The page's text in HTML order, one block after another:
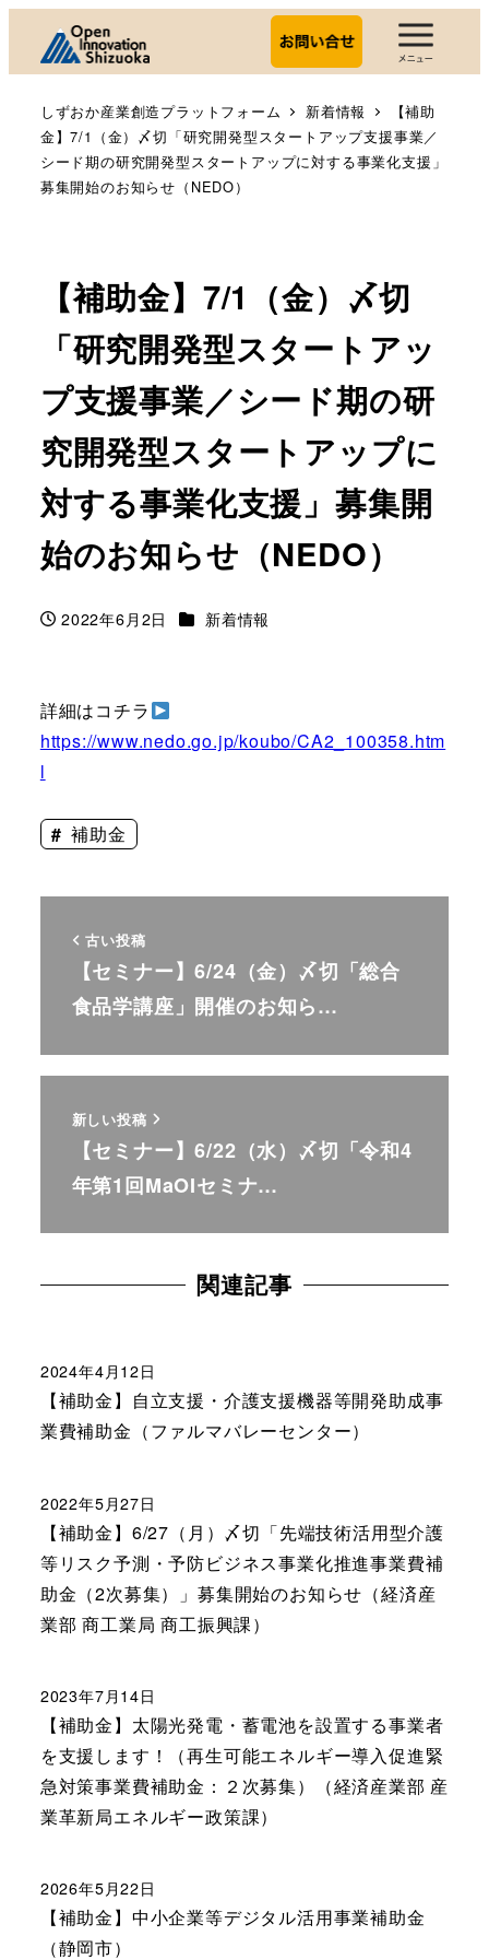
しずおか産業創造プラットフォーム 新着情報
【補助
金】7/1（金）〆切「研究開発型スタートアップ支援事業／
シード期の研究開発型スタートアップに対する事業化支援」
募集開始のお知らせ（NEDO）
【補助金】7/1（金）〆切
「研究開発型スタートアッ
プ支援事業／シード期の研
究開発型スタートアップに
対する事業化支援」募集開
始のお知らせ（NEDO）
投稿日
2022年6月2日 カテゴリー
新着情報
詳細はコチラ
https://www.nedo.go.jp/koubo/CA2_100358.htm
l
補助金
古い投稿
【セミナー】6/24（金）〆切「総合
食品学講座」開催のお知ら…
新しい投稿
【セミナー】6/22（水）〆切「令和4
年第1回MaOIセミナ…
関連記事
【補助金】自立支援・介護支援機器等開発助成事
業費補助金（ファルマバレーセンター）
2024年4月12日
【補助金】6/27（月）〆切「先端技術活用型介護
等リスク予測・予防ビジネス事業化推進事業費補
助金（2次募集）」募集開始のお知らせ（経済産
業部 商工業局 商工振興課）
2022年5月27日
【補助金】太陽光発電・蓄電池を設置する事業者
を支援します！（再生可能エネルギー導入促進緊
急対策事業費補助金：２次募集）（経済産業部 産
業革新局エネルギー政策課）
2023年7月14日
【補助金】中小企業等デジタル活用事業補助金
（静岡市）
2026年5月22日